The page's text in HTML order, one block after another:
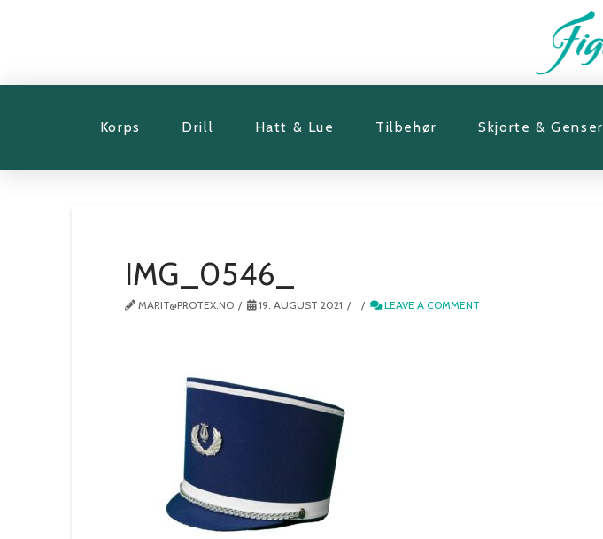
Korps Drill Hatt & Lue Tilbehør Skjorte & Genser
IMG_0546_
MARIT@PROTEX.NO 19. AUGUST 2021 LEAVE A COMMENT